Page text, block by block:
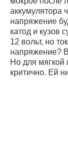
аккумулятора
напряжение
катод и кузов
12 вольт, но
напряжение?
Но для мягкой
критично. Ей